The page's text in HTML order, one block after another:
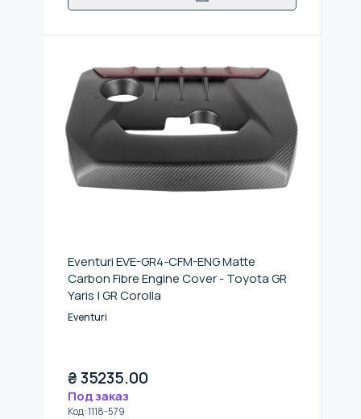
Eventuri EVE-GR4-CFM-ENG Matte
Carbon Fibre Engine Cover - Toyota GR
Yaris | GR Corolla
Eventuri
₴35235.00
Под заказ
Код:1118-579